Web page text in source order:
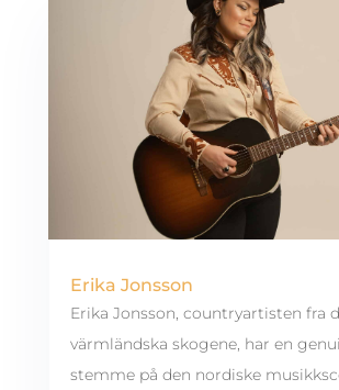
Erika Jonsson
Erika Jonsson, countryartisten fra
värmländska skogene, har en
stemme på den nordiske